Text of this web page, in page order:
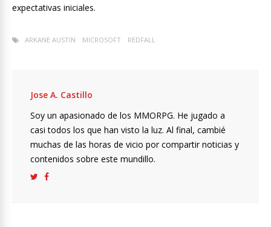
expectativas iniciales.
ARKANE AUSTIN MICROSOFT REDFALL
Jose A. Castillo
Soy un apasionado de los MMORPG. He jugado a
casi todos los que han visto la luz. Al final, cambié
muchas de las horas de vicio por compartir noticias y
contenidos sobre este mundillo.